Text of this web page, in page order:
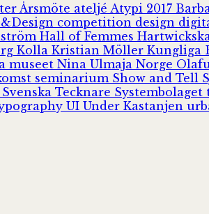
Årsmöte ateljé Atypi 2017
competition design
Hall of Femmes
Kolla Kristian Möller Kungliga
museet Nina Ulmaja Norge
seminarium Show and Tell
Svenska Tecknare Systembolaget
UI Under Kastanjen